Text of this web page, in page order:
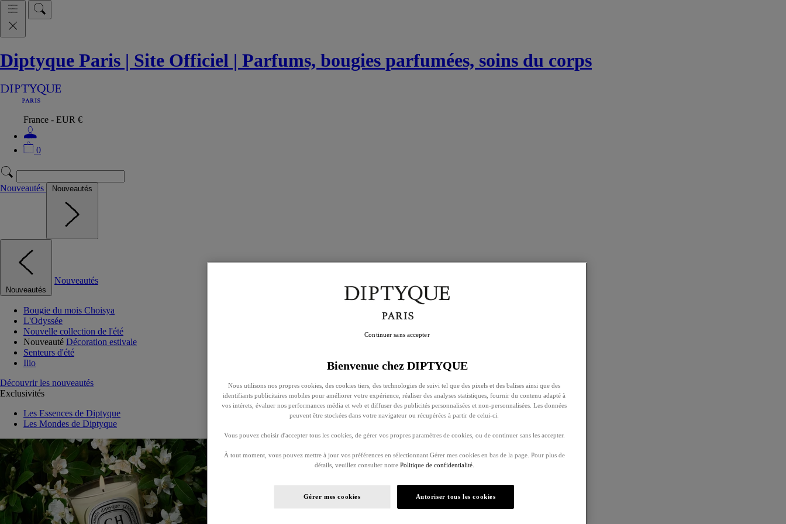
Diptyque Paris | Site Officiel | Parfums, bougies parfumées, soins du corps
France - EUR €
0
Nouveautés Nouveautés
Nouveautés
Nouveautés
Bougie du mois Choisya
L'Odyssée
Nouvelle collection de l'été
Nouveauté Décoration estivale
Senteurs d'été
Ilio
Découvrir les nouveautés
Exclusivités
Les Essences de Diptyque
Les Mondes de Diptyque
Bienvenue chez DIPTYQUE
Nous utilisons nos propres cookies, des cookies tiers, des technologies de suivi tel que des pixels et des balises ainsi que des
identifiants publicitaires mobiles pour améliorer votre expérience, réaliser des analyses statistiques, fournir du contenu adapté à
vos intérets, évaluer nos performances média et web et diffuser des publicités personnalisées et non-personnalisées. Les données
peuvent être stockées dans votre navigateur ou récupérées à partir de celui-ci.
Vous pouvez choisir d'accepter tous les cookies, de gérer vos propres paramètres de cookies, ou de continuer sans les accepter.
À tout moment, vous pouvez mettre à jour vos préférences en sélectionnant Gérer mes cookies en bas de la page. Pour plus de
détails, veuillez consulter notre Politique de confidentialité.
Gérer mes cookies Autoriser tous les cookies
Continuer sans accepter